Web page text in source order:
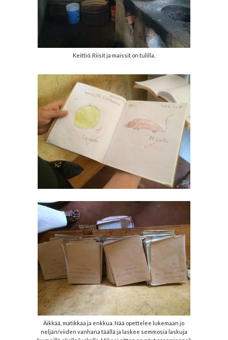
Keittiö. Riisit ja maissit on tulilla.
Äikkää, matikkaa ja enkkua. Nää opettelee lukemaan jo
neljän/viiden vanhana täällä ja laskee semmosia laskuja